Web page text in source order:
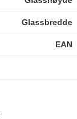
Glassbredde
EAN